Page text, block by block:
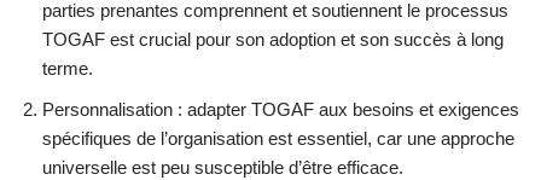
parties prenantes comprennent et soutiennent le processus
TOGAF est crucial pour son adoption et son succès à long
terme.
Personnalisation : adapter TOGAF aux besoins et exigences
spécifiques de l’organisation est essentiel, car une approche
universelle est peu susceptible d’être efficace.